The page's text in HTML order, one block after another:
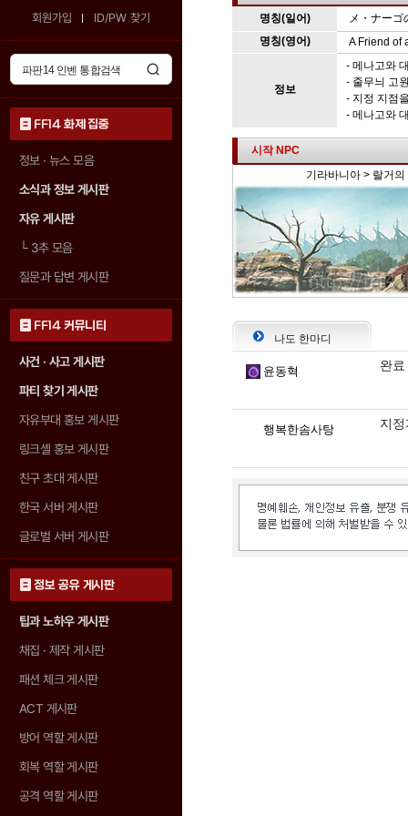
회원가입 ID/PW 찾기
FF14 화제 집중
정보 · 뉴스 모음
소식과 정보 게시판
자유 게시판
└3추 모음
질문과 답변 게시판
FF14 커뮤니티
사건 · 사고 게시판
파티 찾기 게시판
자유부대 홍보 게시판
링크셸 홍보 게시판
친구 초대 게시판
한국 서버 게시판
글로벌 서버 게시판
정보 공유 게시판
팁과 노하우 게시판
채집 · 제작 게시판
패션 체크 게시판
ACT 게시판
방어 역할 게시판
회복 역할 게시판
공격 역할 게시판
명칭(일어)
メ・ナーゴ
명칭(영어)
A Friend of
정보
- 메나고와
- 줄무늬 고
- 지정 지점
- 메나고와
시작 NPC
기라바니아 > 랄거
나도 한마디
윤동혁 완료
행복한솜사탕 지